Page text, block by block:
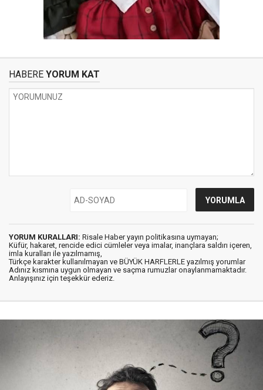
HABERE YORUM KAT
YORUM KURALLARI: Risale Haber yayın politikasına uymayan;
Küfür, hakaret, rencide edici cümleler veya imalar, inançlara saldırı içeren,
imla kuralları ile yazılmamış,
Türkçe karakter kullanılmayan ve BÜYÜK HARFLERLE yazılmış yorumlar
Adınız kısmına uygun olmayan ve saçma rumuzlar onaylanmamaktadır.
Anlayışınız için teşekkür ederiz.